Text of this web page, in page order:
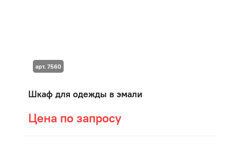
Шкаф для одежды в эмали
Цена по запросу
арт. 7560